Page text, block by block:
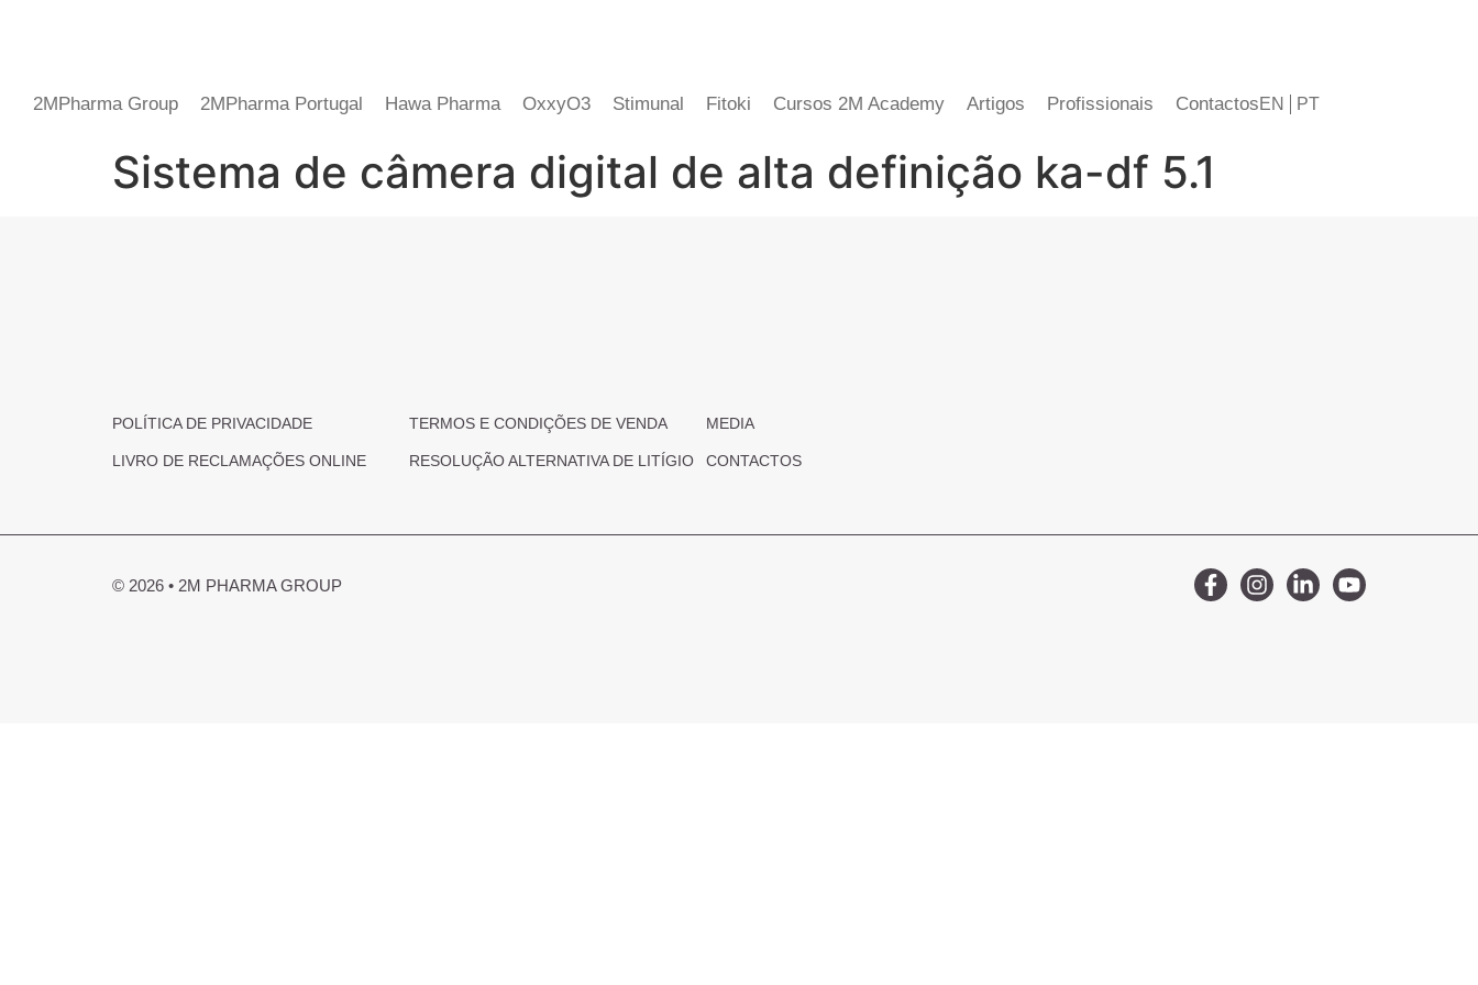
2MPharma Group 2MPharma Portugal Hawa Pharma OxxyO3 Stimunal Fitoki Cursos 2M Academy Artigos Profissionais ContactosEN PT
Sistema de câmera digital de alta definição ka-df 5.1
POLÍTICA DE PRIVACIDADE TERMOS E CONDIÇÕES DE VENDA MEDIA
LIVRO DE RECLAMAÇÕES ONLINE RESOLUÇÃO ALTERNATIVA DE LITÍGIO CONTACTOS
© 2026 • 2M PHARMA GROUP